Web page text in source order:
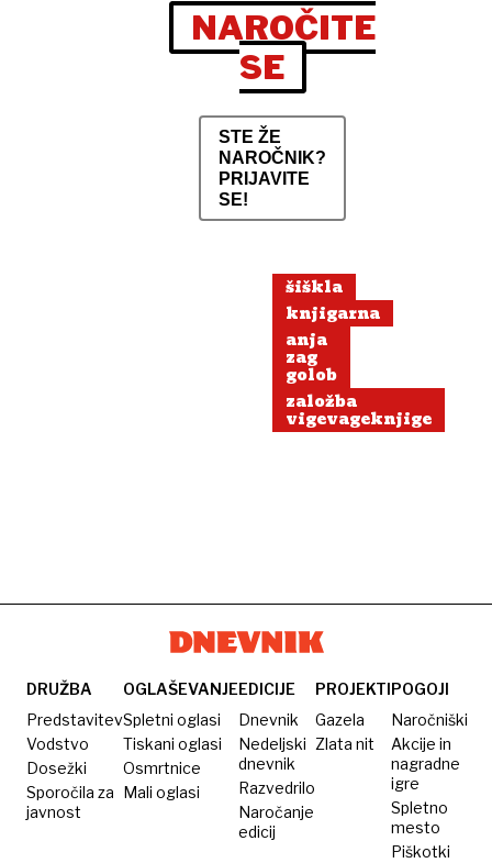
NAROČITE
SE
STE ŽE
NAROČNIK?
PRIJAVITE
SE!
šiškla
knjigarna
anja
zag
golob
založba
vigevageknjige
DRUŽBA
Predstavitev
Vodstvo
Dosežki
Sporočila za
javnost
OGLAŠEVANJE
Spletni oglasi
Tiskani oglasi
Osmrtnice
Mali oglasi
EDICIJE
Dnevnik
Nedeljski
dnevnik
Razvedrilo
Naročanje
edicij
PROJEKTI
Gazela
Zlata nit
POGOJI
Naročniški
Akcije in
nagradne
igre
Spletno
mesto
Piškotki